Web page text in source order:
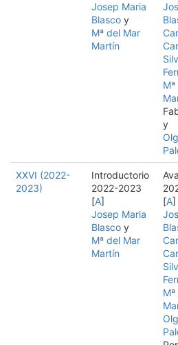
Josep Maria
Blasco y
Mª del Mar
Martín
y
XXVI (2022-
2023)
Introductorio
2022-2023
[A]
Josep Maria
Blasco y
Mª del Mar
Martín
[A]